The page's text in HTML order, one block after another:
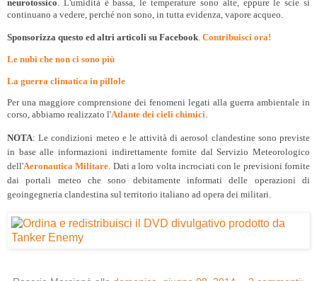
neurotossico . L'umidità è bassa, le temperature sono alte, eppure le scie si
continuano a vedere, perché non sono, in tutta evidenza, vapore acqueo.
Sponsorizza questo ed altri articoli su Facebook. Contribuisci ora!
Le nubi che non ci sono più
La guerra climatica in pillole
Per una maggiore comprensione dei fenomeni legati alla guerra ambientale in
corso, abbiamo realizzato l'Atlante dei cieli chimici.
NOTA: Le condizioni meteo e le attività di aerosol clandestine sono previste
in base alle informazioni indirettamente fornite dal Servizio Meteorologico
dell'Aeronautica Militare . Dati a loro volta incrociati con le previsioni fornite
dai portali meteo che sono debitamente informati delle operazioni di
geoingegneria clandestina sul territorio italiano ad opera dei militari.